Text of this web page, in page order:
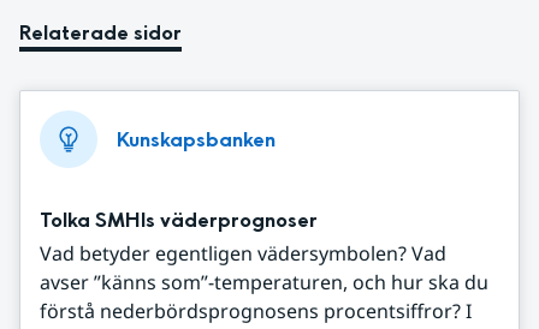
Relaterade sidor
Kunskapsbanken
Tolka SMHIs väderprognoser
Vad betyder egentligen vädersymbolen? Vad
avser ”känns som”-temperaturen, och hur ska du
förstå nederbördsprognosens procentsiffror? I